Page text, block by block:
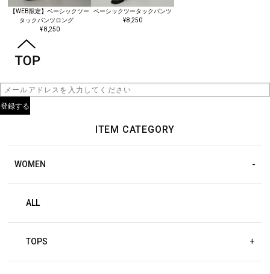
【WEB限定】ベーシックツー
タックパンツロング
¥ 8,250
ベーシックツータックパンツ
¥ 8,250
ITEM CATEGORY
WOMEN
ALL
TOPS +